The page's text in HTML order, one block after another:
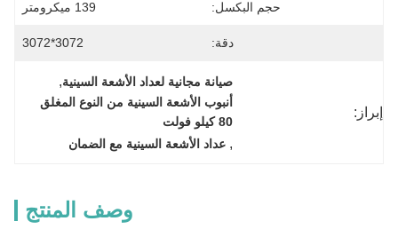
حجم البكسل: 139 ميكرومتر
دقة: 3072*3072
إبراز:
صيانة مجانية لعداد الأشعة السينية,
80 كيلو فولت
, عداد الأشعة السينية مع الضمان
وصف المنتج